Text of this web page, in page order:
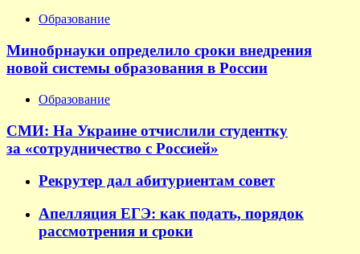
Образование
Минобрнауки определило сроки внедрения
новой системы образования в России
Образование
СМИ: На Украине отчислили студентку
за «сотрудничество с Россией»
Рекрутер дал абитуриентам совет
Апелляция ЕГЭ: как подать, порядок
рассмотрения и сроки